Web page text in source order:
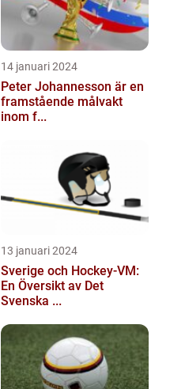
14 januari 2024
Peter Johannesson är en
framstående målvakt
inom f...
13 januari 2024
Sverige och Hockey-VM:
En Översikt av Det
Svenska ...